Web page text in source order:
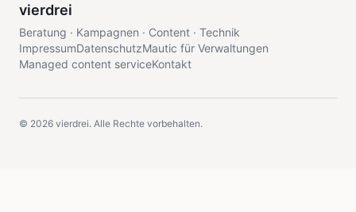
vierdrei
Beratung · Kampagnen · Content · Technik
ImpressumDatenschutzMautic für Verwaltungen
Managed content serviceKontakt
© 2026 vierdrei. Alle Rechte vorbehalten.